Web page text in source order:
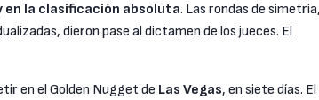
la clasificación absoluta. Las rondas de
dieron pase al dictamen de los jueces. El
en el Golden Nugget de Las Vegas, en siete días. El